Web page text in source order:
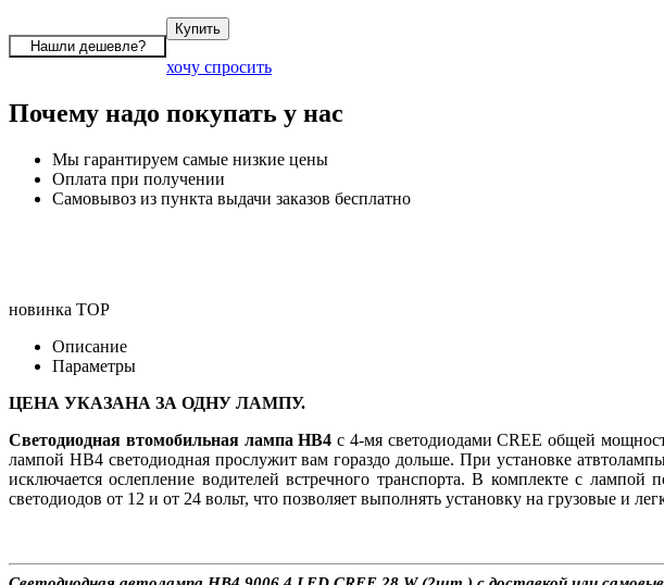
хочу спросить
Почему надо покупать у нас
Мы гарантируем самые низкие цены
Оплата при получении
Самовывоз из пункта выдачи заказов бесплатно
новинка TOP
Описание
Параметры
ЦЕНА УКАЗАНА ЗА ОДНУ ЛАМПУ.
Светодиодная втомобильная лампа HB4 с 4-мя светодиодами CREE общей
лампой HB4 светодиодная прослужит вам гораздо дольше. При установке
исключается ослепление водителей встречного транспорта. В комплекте с
светодиодов от 12 и от 24 вольт, что позволяет выполнять установку на грузовые и